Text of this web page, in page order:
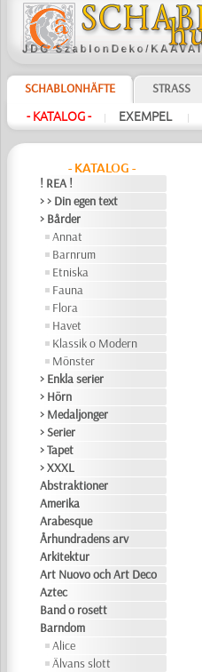
SCHABLONHÄFTE STRASS
- KATALOG - | EXEMPEL |
- KATALOG -
! REA !
> > Din egen text
> Bårder
Annat
Barnrum
Etniska
Fauna
Flora
Havet
Klassik o Modern
Mönster
> Enkla serier
> Hörn
> Medaljonger
> Serier
> Tapet
> XXXL
Abstraktioner
Amerika
Arabesque
Århundradens arv
Arkitektur
Art Nuovo och Art Deco
Aztec
Band o rosett
Barndom
Alice
Älvans slott